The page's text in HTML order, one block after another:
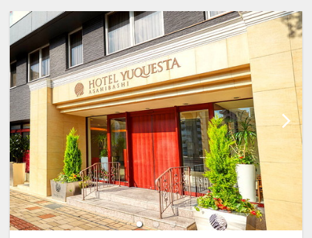
インターネットコース番号：DP-1-
17510719
さい。
【６０日前までの申込がお得】早期申込
割引がございます
ご宿泊の６０日前までにお申し込みにな
ると
１泊につきおひとり様５００円引
※早期申込期間を過ぎてからの変更（人
数の内訳・客室タイプ・食事条件・プラ
ン・氏名・人員・泊数の増減等の変更）
があった場合、早期申込割引は適用され